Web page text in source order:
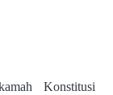
Konstitusi